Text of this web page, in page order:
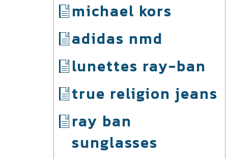
michael kors
adidas nmd
lunettes ray-ban
true religion jeans
ray ban
sunglasses